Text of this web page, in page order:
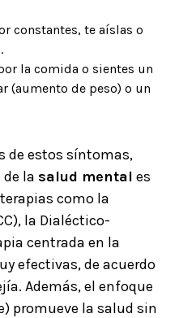
constantes, te aíslas o
la comida o sientes un
(aumento de peso) o un
de estos síntomas,
la salud mental es
como la
la Dialéctico-
centrada en la
efectivas, de acuerdo
Además, el enfoque
promueve la salud sin